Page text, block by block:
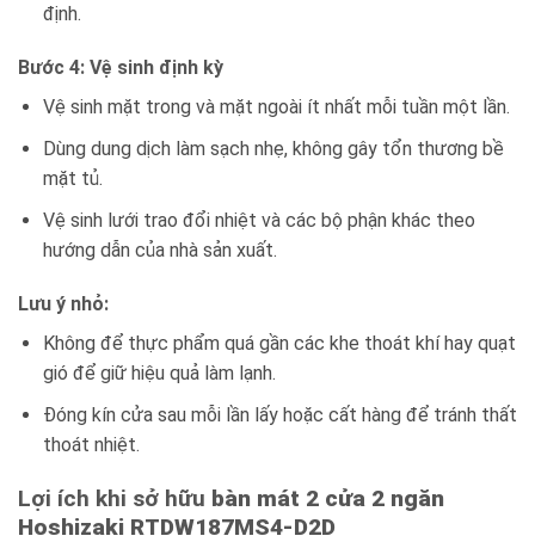
định.
Bước 4: Vệ sinh định kỳ
Vệ sinh mặt trong và mặt ngoài ít nhất mỗi tuần một lần.
Dùng dung dịch làm sạch nhẹ, không gây tổn thương bề
mặt tủ.
Vệ sinh lưới trao đổi nhiệt và các bộ phận khác theo
hướng dẫn của nhà sản xuất.
Lưu ý nhỏ:
Không để thực phẩm quá gần các khe thoát khí hay quạt
gió để giữ hiệu quả làm lạnh.
Đóng kín cửa sau mỗi lần lấy hoặc cất hàng để tránh thất
thoát nhiệt.
Lợi ích khi sở hữu bàn mát 2 cửa 2 ngăn
Hoshizaki RTDW187MS4-D2D